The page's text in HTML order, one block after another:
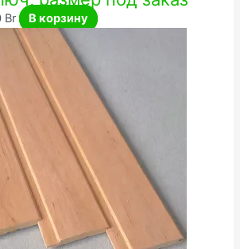
Br В корзину